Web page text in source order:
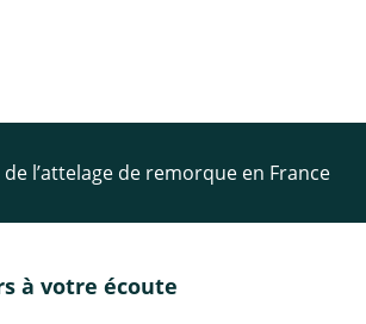
l’attelage de remorque en France
à votre écoute